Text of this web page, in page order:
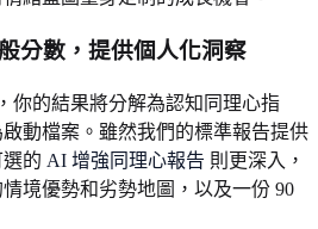
分數，提供個人化洞察
你的結果將分解為認知同理心指
動檔案。雖然我們的標準報告提供
的 AI 增強同理心報告 則更深入，
境優勢和劣勢地圖，以及一份 90